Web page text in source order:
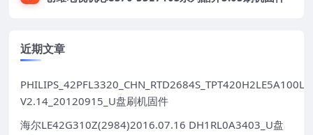
近期文章
V2.14_20120915_U盘刷机固件
海尔LE42G310Z(2984)2016.07.16 DH1RL0A3403_U盘